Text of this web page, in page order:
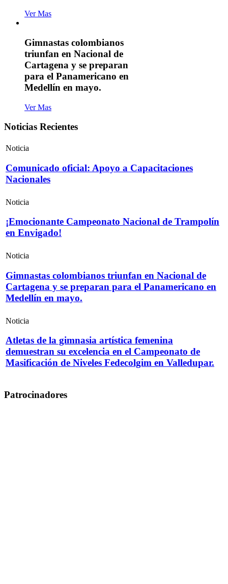
Ver Mas
Gimnastas colombianos
triunfan en Nacional de
Cartagena y se preparan
para el Panamericano en
Medellín en mayo.
Ver Mas
Noticias Recientes
Noticia
Comunicado oficial: Apoyo a Capacitaciones
Nacionales
Noticia
¡Emocionante Campeonato Nacional de Trampolín
en Envigado!
Noticia
Gimnastas colombianos triunfan en Nacional de
Cartagena y se preparan para el Panamericano en
Medellín en mayo.
Noticia
Atletas de la gimnasia artística femenina
demuestran su excelencia en el Campeonato de
Masificación de Niveles Fedecolgim en Valledupar.
Patrocinadores